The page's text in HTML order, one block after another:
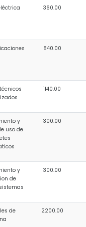
360.00
840.00
1140.00
y
uso de
300.00
y
de
300.00
de
2200.00